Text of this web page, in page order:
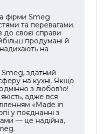
фірми Smeg
та перевагами.
своєї справи
продумані й
на
Smeg, здатний
на кухні. Якщо
з любов'ю!
адже вся
«Made in
у поєднанні з
— це надійна,